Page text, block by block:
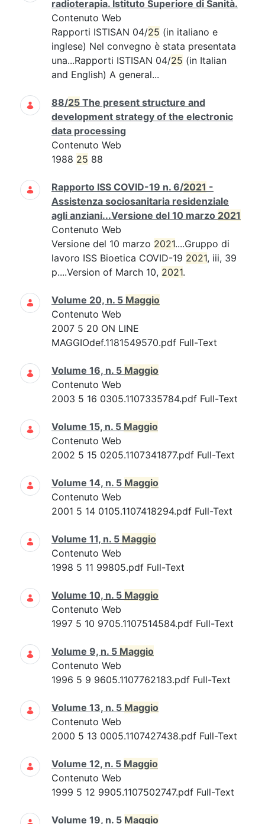
radioterapia. Istituto Superiore di Sanità.
Contenuto Web
Rapporti ISTISAN 04/25 (in italiano e
inglese) Nel convegno è stata presentata
una...Rapporti ISTISAN 04/25 (in Italian
and English) A general...
88/25 The present structure and
development strategy of the electronic
data processing
Contenuto Web
1988 25 88
Rapporto ISS COVID-19 n. 6/2021 -
Assistenza sociosanitaria residenziale
agli anziani...Versione del 10 marzo 2021
Contenuto Web
Versione del 10 marzo 2021....Gruppo di
lavoro ISS Bioetica COVID-19 2021, iii, 39
p....Version of March 10, 2021.
Volume 20, n. 5 Maggio
Contenuto Web
2007 5 20 ON LINE
MAGGIOdef.1181549570.pdf Full-Text
Volume 16, n. 5 Maggio
Contenuto Web
2003 5 16 0305.1107335784.pdf Full-Text
Volume 15, n. 5 Maggio
Contenuto Web
2002 5 15 0205.1107341877.pdf Full-Text
Volume 14, n. 5 Maggio
Contenuto Web
2001 5 14 0105.1107418294.pdf Full-Text
Volume 11, n. 5 Maggio
Contenuto Web
1998 5 11 99805.pdf Full-Text
Volume 10, n. 5 Maggio
Contenuto Web
1997 5 10 9705.1107514584.pdf Full-Text
Volume 9, n. 5 Maggio
Contenuto Web
1996 5 9 9605.1107762183.pdf Full-Text
Volume 13, n. 5 Maggio
Contenuto Web
2000 5 13 0005.1107427438.pdf Full-Text
Volume 12, n. 5 Maggio
Contenuto Web
1999 5 12 9905.1107502747.pdf Full-Text
Volume 19, n. 5 Maggio